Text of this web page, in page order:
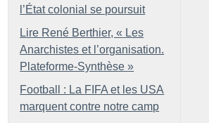
l’État colonial se poursuit
Lire René Berthier, « Les
Anarchistes et l’organisation.
Plateforme-Synthèse »
Football : La FIFA et les USA
marquent contre notre camp